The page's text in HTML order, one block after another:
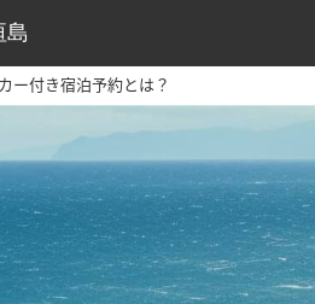
島
ー付き宿泊予約とは？